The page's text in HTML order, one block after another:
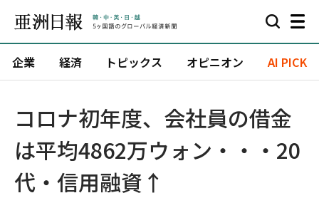
企業 経済 トピックス オピニオン AI PICK
コロナ初年度、会社員の借金
は平均4862万ウォン・・・20
代・信用融資↑